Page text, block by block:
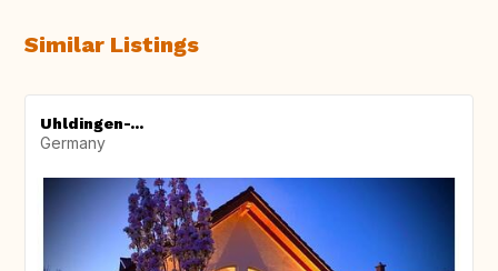
Similar Listings
Uhldingen-...
Germany